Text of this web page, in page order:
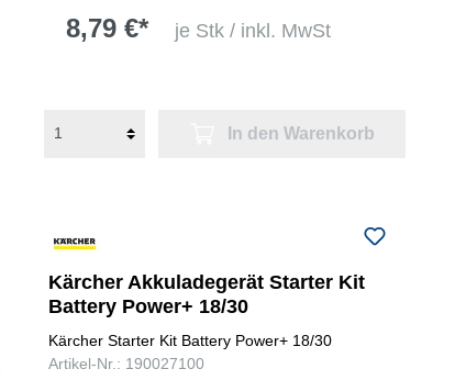
8,79 €* je Stk / inkl. MwSt
In den Warenkorb
Kärcher Akkuladegerät Starter Kit
Battery Power+ 18/30
Kärcher Starter Kit Battery Power+ 18/30
Artikel-Nr.: 190027100